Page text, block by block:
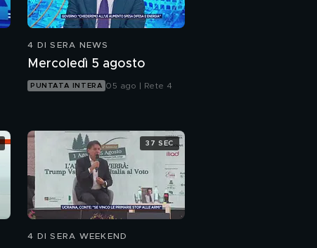
4 DI SERA NEWS
Mercoledì 5 agosto
PUNTATA INTERA 05 ago | Rete 4
4 DI SERA WEEKEND
37 SEC